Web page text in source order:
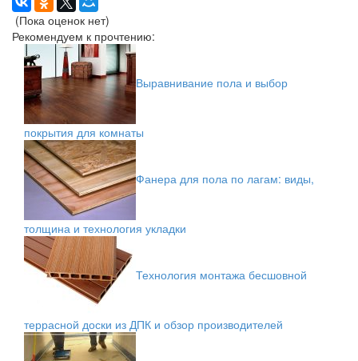
(Пока оценок нет)
Рекомендуем к прочтению:
Выравнивание пола и выбор
покрытия для комнаты
Фанера для пола по лагам: виды,
толщина и технология укладки
Технология монтажа бесшовной
террасной доски из ДПК и обзор производителей